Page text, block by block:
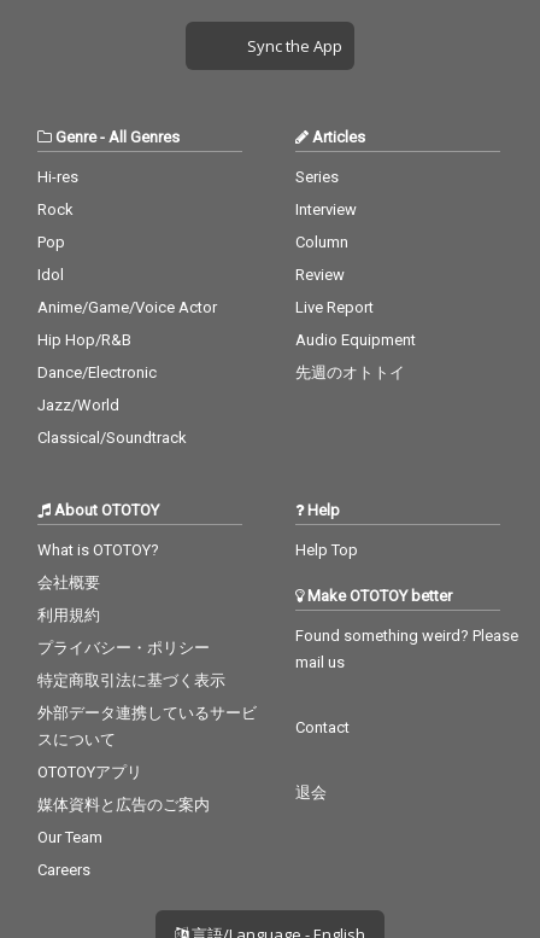
Sync the App
Genre- All Genres
Hi-res
Rock
Pop
Idol
Anime/Game/Voice Actor
Hip Hop/R&B
Dance/Electronic
Jazz/World
Classical/Soundtrack
Articles
Series
Interview
Column
Review
Live Report
Audio Equipment
先週のオトトイ
About OTOTOY
What is OTOTOY?
会社概要
利用規約
プライバシー・ポリシー
特定商取引法に基づく表示
外部データ連携しているサービ
スについて
OTOTOYアプリ
媒体資料と広告のご案内
Our Team
Careers
Help
Help Top
Make OTOTOY better
Found something weird? Please
mail us
Contact
退会